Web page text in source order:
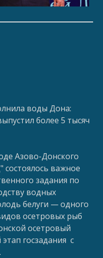
воды Дона:
более 5 тысяч
Азово-Донского
важное
задания по
водных
белуги — одного
осетровых рыб
осетровый
госзадания с